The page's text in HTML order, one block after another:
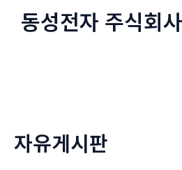
동성전자 주식회사
자유게시판